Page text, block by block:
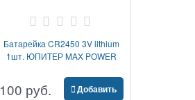
Батарейка CR2450 3V lithium
1шт. ЮПИТЕР MAX POWER
100 руб. Добавить